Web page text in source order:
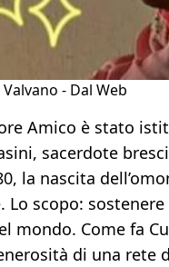
- Dal Web
Amico è stato
sacerdote
la nascita
Lo scopo: sostenere
mondo. Come fa
di una rete